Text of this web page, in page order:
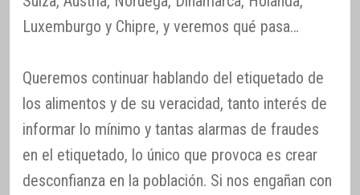
Luxemburgo y Chipre, y veremos qué pasa…
Queremos continuar hablando del etiquetado de
los alimentos y de su veracidad, tanto interés de
informar lo mínimo y tantas alarmas de fraudes
en el etiquetado, lo único que provoca es crear
desconfianza en la población. Si nos engañan con